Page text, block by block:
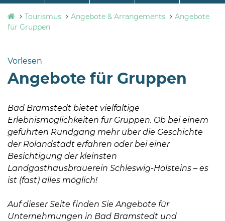
Tourismusbüro
Bad
Bleeck 15-
24576 Bad
http://www.bad-
bramstedt.de
language
Select Language
Tourismus Angebote & Arrangements
Angebote
für Gruppen
Vorlesen
Angebote für Gruppen
Bad Bramstedt bietet vielfältige
Erlebnismöglichkeiten für Gruppen. Ob bei einem
geführten Rundgang mehr über die Geschichte
der Rolandstadt erfahren oder bei einer
Besichtigung der kleinsten
Landgasthausbrauerein Schleswig-Holsteins – es
ist (fast) alles möglich!
Auf dieser Seite finden Sie Angebote für
Unternehmungen in Bad Bramstedt und